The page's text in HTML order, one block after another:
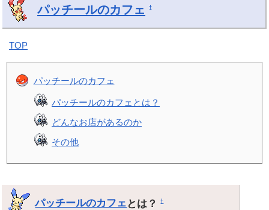
パッチールのカフェ †
TOP
パッチールのカフェ
パッチールのカフェとは？
どんなお店があるのか
その他
パッチールのカフェ とは？†